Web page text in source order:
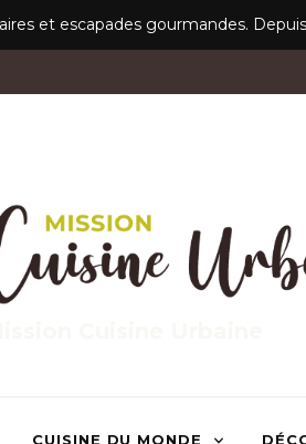
et escapades gourmandes.
CUISINE DU MONDE